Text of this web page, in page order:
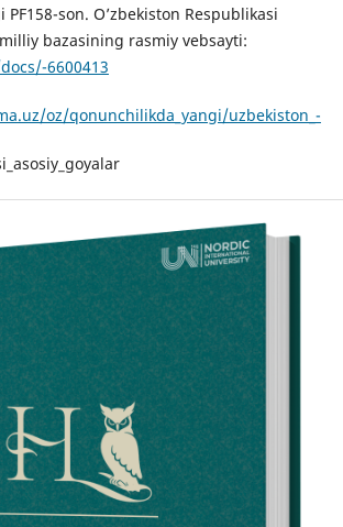
PF158-son. O’zbekiston Respublikasi
bazasining rasmiy vebsayti:
6600413
oz/qonunchilikda_yangi/uzbekiston_-